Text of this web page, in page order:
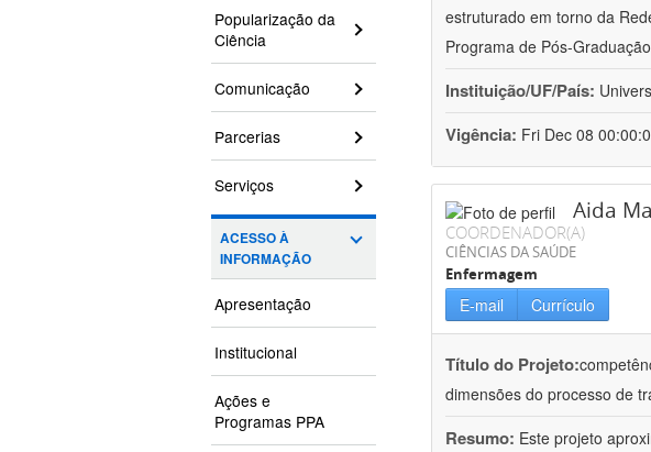
Popularização da
Ciência
Comunicação
Parcerias
Serviços
ACESSO À
INFORMAÇÃO
Apresentação
Institucional
Ações e
Programas PPA
estruturado em torno da
Programa de Pós-
Instituição/UF/País:
Vigência: Fri Dec 08
Aida
COORDENADOR(A)
CIÊNCIAS DA SAÚDE
Enfermagem
E-mail Currículo
Título do Projeto:
dimensões do processo de
Resumo: Este projeto